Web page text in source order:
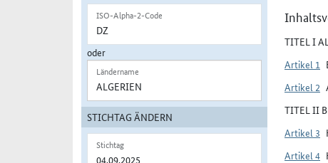
ISO-Alpha-2-Code
oder
Ländername
STICHTAG ÄNDERN
Stichtag
TITEL I
Artikel 1
Artikel 2
TITEL II
Artikel 3
Artikel 4